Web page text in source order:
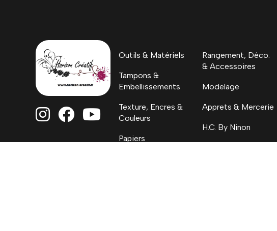
  
Outils & Matériels
Tampons &
Embellissements
Texture, Encres &
Couleurs
Papiers
Rangement, Déco.
& Accessoires
Modelage
Apprets & Mercerie
H.C. By Ninon